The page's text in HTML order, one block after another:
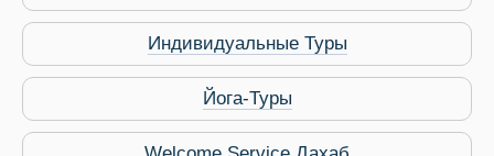
Путеводитель по
Индивидуальные Туры
Йога-Туры